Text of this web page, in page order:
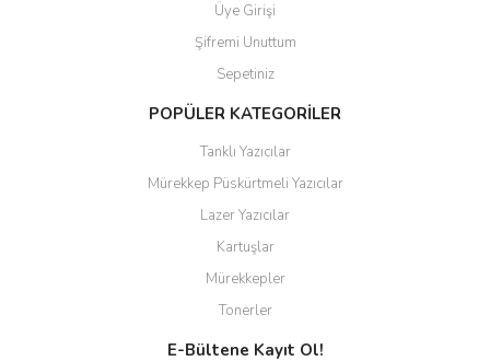
Üye Girişi
Şifremi Unuttum
Sepetiniz
POPÜLER KATEGORİLER
Tanklı Yazıcılar
Mürekkep Püskürtmeli Yazıcılar
Lazer Yazıcılar
Kartuşlar
Mürekkepler
Tonerler
E-Bültene Kayıt Ol!